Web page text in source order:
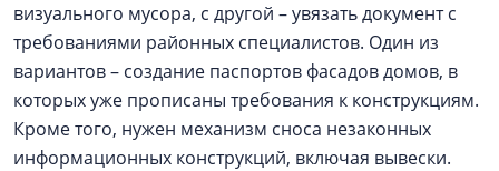
визуального мусора, с другой – увязать документ с
требованиями районных специалистов. Один из
вариантов – создание паспортов фасадов домов, в
которых уже прописаны требования к конструкциям.
Кроме того, нужен механизм сноса незаконных
информационных конструкций, включая вывески.